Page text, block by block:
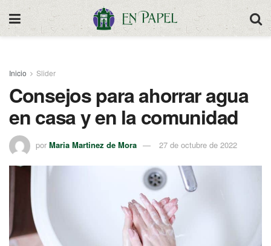
Inicio Slider
Consejos para ahorrar agua
en casa y en la comunidad
por Maria Martinez de Mora 27 de octubre de 2022